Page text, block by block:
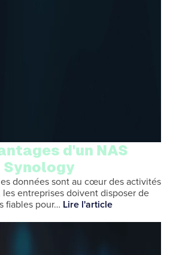
d'un NAS
Synology
données sont au cœur des activités
entreprises doivent disposer de
fiables pour… Lire l'article